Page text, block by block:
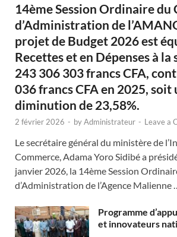
14ème Session Ordinaire du
d’Administration de
projet de Budget 2026 est
Recettes et en Dépenses à la
243 306 303 francs CFA,
036 francs CFA en 2025, soit
diminution de 23,58%.
2 février 2026 - byAdministrateur - Leave a
Le secrétaire général du ministère de
Commerce, Adama Yoro Sidibé a
janvier 2026, la 14ème Session
d’Administration de l’Agence Malienne …
Programme
et innovateurs